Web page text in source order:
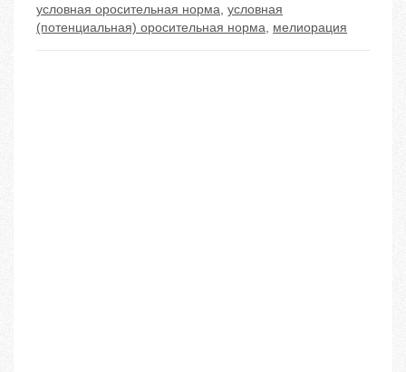
условная оросительная норма, условная
(потенциальная) оросительная норма, мелиорация